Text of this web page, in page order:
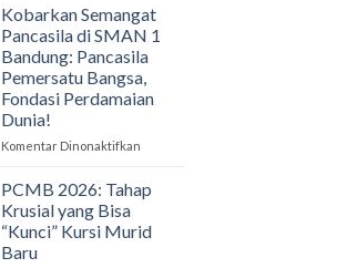
Applied
Biology
Olympiad
2026
Akses
Pendidikan,
SMAN
1
Bandung
Siapkan
Sebagai
Penyangga
Kobarkan Semangat
Pancasila di SMAN 1
Bandung: Pancasila
Pemersatu Bangsa,
Fondasi Perdamaian
Dunia!
Komentar Dinonaktifkan
Pancasila
SMAN
PCMB 2026: Tahap
Krusial yang Bisa
“Kunci” Kursi Murid
Baru